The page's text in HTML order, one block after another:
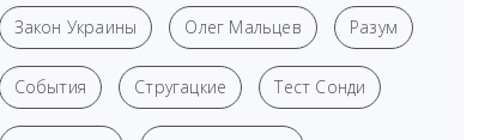
Закон Украины Олег Мальцев Разум
События Стругацкие Тест Сонди